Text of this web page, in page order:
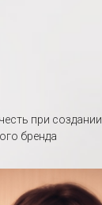
при создании
бренда